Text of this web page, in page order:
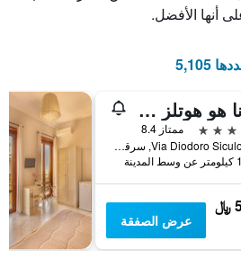
أنها الأفضل.
ونا هو هوتلز وان سيراكوسا ويلنيس آند سبا
ممتاز 8.4
Via Diodoro Siculo 4, سرقوسة, صقلية, إيطاليا
عرض الصفقة